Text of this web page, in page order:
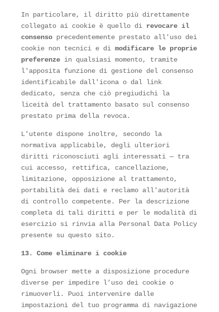
In particolare, il diritto più direttamente
collegato ai cookie è quello di revocare il
consensoprecedentemente prestato all'uso dei
cookie non tecnici e di modificare le proprie
preferenzein qualsiasi momento, tramite
l'apposita funzione di gestione del consenso
identificabile dall'icona o dal link
dedicato, senza che ciò pregiudichi la
liceità del trattamento basato sul consenso
prestato prima della revoca.
L'utente dispone inoltre, secondo la
normativa applicabile, degli ulteriori
diritti riconosciuti agli interessati — tra
cui accesso, rettifica, cancellazione,
limitazione, opposizione al trattamento,
portabilità dei dati e reclamo all'autorità
di controllo competente. Per la descrizione
completa di tali diritti e per le modalità di
esercizio si rinvia alla Personal Data Policy
presente su questo sito.
13. Come eliminare i cookie
Ogni browser mette a disposizione procedure
diverse per impedire l’uso dei cookie o
rimuoverli. Puoi intervenire dalle
impostazioni del tuo programma di navigazione